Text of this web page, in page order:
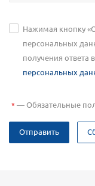
Нажимая кнопку
персональных
получения ответа
персональных
*—Обязательные
Отправить